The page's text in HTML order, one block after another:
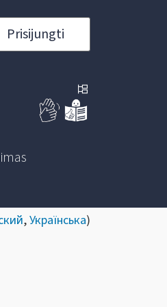
Prisijungti
,Українська)